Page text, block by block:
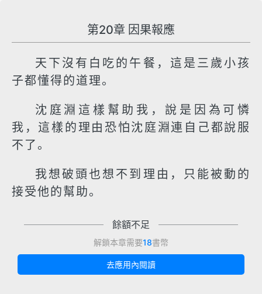
第20章 因果報應
天下沒有白吃的午餐，這是三歲小孩
子都懂得的道理。
沈庭淵這樣幫助我，說是因為可憐
我，這樣的理由恐怕沈庭淵連自己都說服
不了。
我想破頭也想不到理由，只能被動的
接受他的幫助。
餘額不足
解鎖本章需要18書幣
去應用內閱讀